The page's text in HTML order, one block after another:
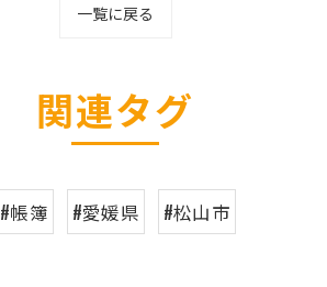
一覧に戻る
関連タグ
#帳簿 #愛媛県 #松山市